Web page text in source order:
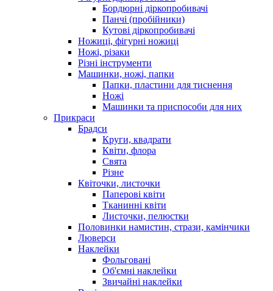
Бордюрні діркопробивачі
Панчі (пробійники)
Кутові діркопробивачі
Ножиці, фігурні ножиці
Ножі, різаки
Різні інструменти
Машинки, ножі, папки
Папки, пластини для тиснення
Ножі
Машинки та приспособи для них
Прикраси
Брадси
Круги, квадрати
Квіти, флора
Свята
Різне
Квіточки, листочки
Паперові квіти
Тканинні квіти
Листочки, пелюстки
Половинки намистин, стрази, камінчики
Люверси
Наклейки
Фольговані
Об'ємні наклейки
Звичайні наклейки